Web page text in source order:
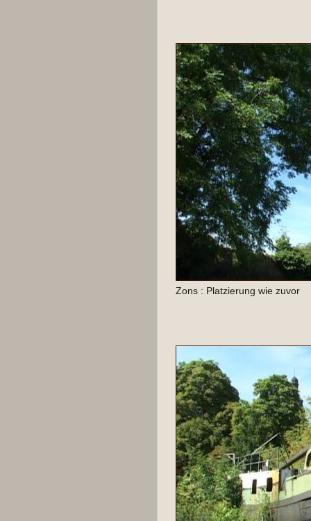
Zons : Platzierung wie zuvor